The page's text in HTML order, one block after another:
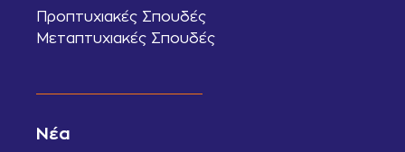
Προπτυχιακές Σπουδές
Μεταπτυχιακές Σπουδές
Νέα